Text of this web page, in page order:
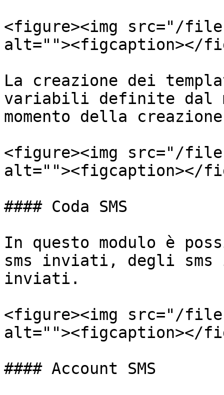
<figure><img src="/
alt=""><figcaption></
La creazione dei
variabili definite dal
momento della
<figure><img src="/files/
alt=""><figcaption></
#### Coda SMS
In questo modulo è
sms inviati, degli
inviati.
<figure><img src="/
alt=""><figcaption></
#### Account SMS